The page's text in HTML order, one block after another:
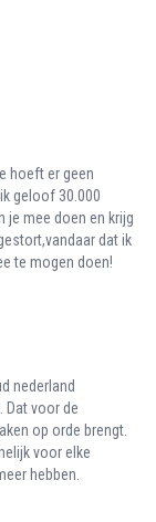
hoeft er geen
geloof 30.000
je mee doen en krijg
dat ik
te mogen doen!
nederland
Dat voor de
op orde brengt.
voor elke
hebben.